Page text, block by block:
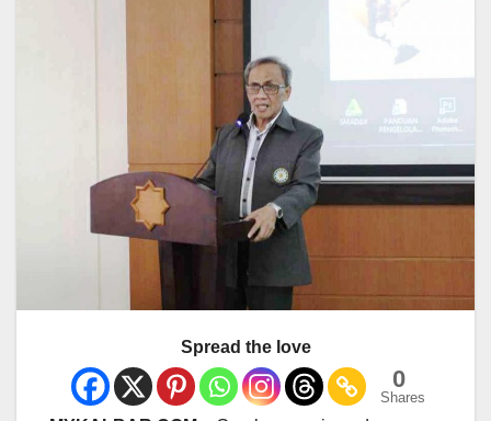
Spread the love
0
Shares